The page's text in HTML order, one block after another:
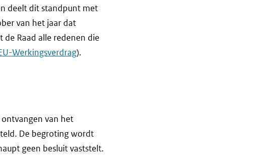
deelt dit standpunt met
van het jaar dat
Raad alle redenen die
Werkingsverdrag).
van het
De begroting wordt
geen besluit vaststelt.